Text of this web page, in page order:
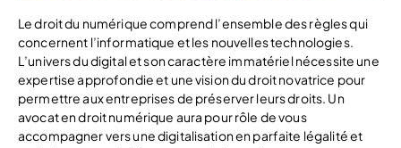
Le droit du numérique comprend l’ensemble des règles qui
concernent l’informatique et les nouvelles technologies.
L’univers du digital et son caractère immatériel nécessite une
expertise approfondie et une vision du droit novatrice pour
permettre aux entreprises de préserver leurs droits. Un
avocat en droit numérique aura pour rôle de vous
accompagner vers une digitalisation en parfaite légalité et